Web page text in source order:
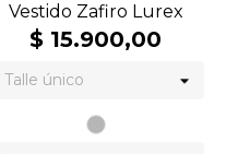
Vestido Zafiro Lurex
$ 15.900,00
Gris